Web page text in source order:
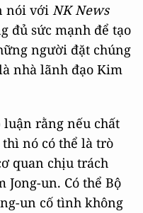
nói với NK News
đủ sức mạnh để tạo
người đặt chúng
nhà lãnh đạo Kim
luận rằng nếu chất
nó có thể là trò
quan chịu trách
un. Có thể Bộ
un cố tình không